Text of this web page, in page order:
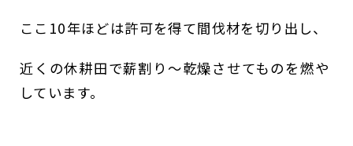
ここ10年ほどは許可を得て間伐材を切り出し、
近くの休耕田で薪割り～乾燥させてものを燃や
しています。